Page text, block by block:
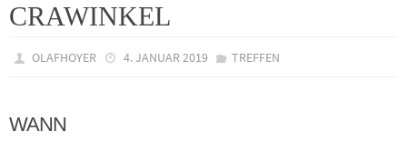
CRAWINKEL
OLAFHOYER 4. JANUAR 2019 TREFFEN
WANN